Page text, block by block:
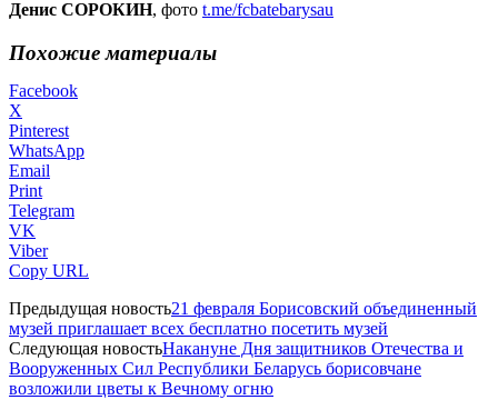
Денис СОРОКИН, фото t.me/fcbatebarysau
Похожие материалы
Facebook
X
Pinterest
WhatsApp
Email
Print
Telegram
VK
Viber
Copy URL
Предыдущая новость21 февраля Борисовский объединенный
музей приглашает всех бесплатно посетить музей
Следующая новостьНакануне Дня защитников Отечества и
Вооруженных Сил Республики Беларусь борисовчане
возложили цветы к Вечному огню